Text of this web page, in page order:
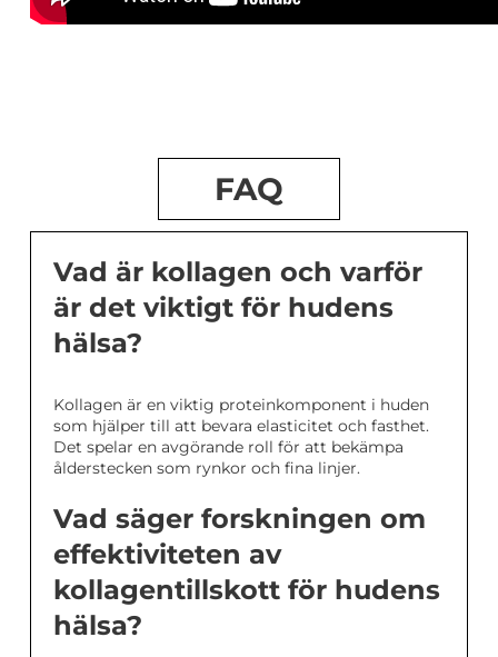
FAQ
Vad är kollagen och varför
är det viktigt för hudens
hälsa?
Kollagen är en viktig proteinkomponent i huden
som hjälper till att bevara elasticitet och fasthet.
Det spelar en avgörande roll för att bekämpa
ålderstecken som rynkor och fina linjer.
Vad säger forskningen om
effektiviteten av
kollagentillskott för hudens
hälsa?